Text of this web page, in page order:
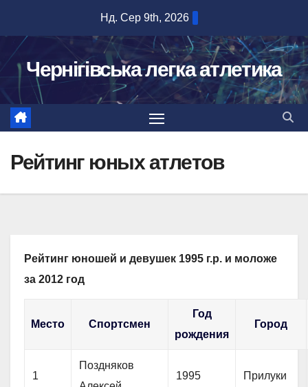
вмісту
Нд. Сер 9th, 2026
Чернігівська легка атлетика
Рейтинг юных атлетов
Рейтинг юношей и девушек 1995 г.р. и моложе
за 2012 год
Место Спортсмен
Год
рождения
Город
1
Поздняков
1995 Прилуки